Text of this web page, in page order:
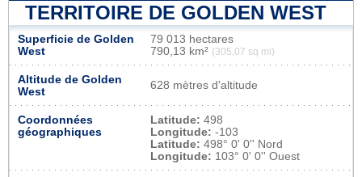
TERRITOIRE DE GOLDEN WEST
Superficie de Golden
West
79 013 hectares
790,13 km² (305,07 sq mi)
Altitude de Golden
West
628 mètres d'altitude
Coordonnées
géographiques
Latitude: 498
Longitude: -103
Latitude: 498° 0' 0'' Nord
Longitude: 103° 0' 0'' Ouest